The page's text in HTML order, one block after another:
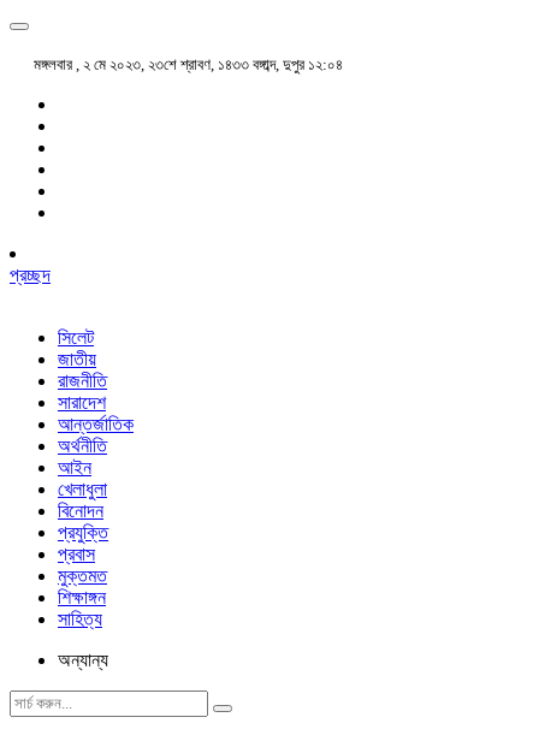
মঙ্গলবার , ২ মে ২০২৩, ২৩শে শ্রাবণ, ১৪৩৩ বঙ্গাব্দ, দুপুর ১২:০৪
প্রচ্ছদ
সিলেট
জাতীয়
রাজনীতি
সারাদেশ
আন্তর্জাতিক
অর্থনীতি
আইন
খেলাধুলা
বিনোদন
প্রযুক্তি
প্রবাস
মুক্তমত
শিক্ষাঙ্গন
সাহিত্য
অন্যান্য